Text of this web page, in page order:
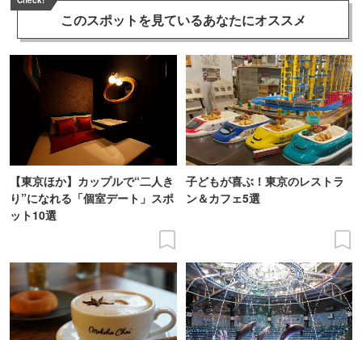
このスポットを見ているあなたにオススメ
【東京ほか】カップルで“二人き
り”になれる「個室デート」スポ
ット10選
子どもが喜ぶ！東京のレストラ
ン＆カフェ5選